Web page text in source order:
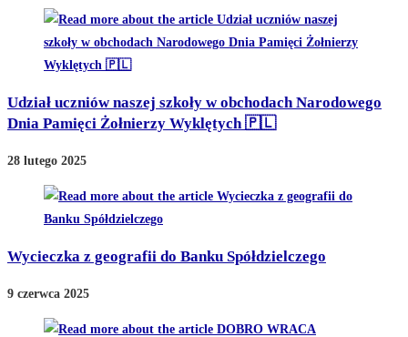
Udział uczniów naszej szkoły w obchodach Narodowego
Dnia Pamięci Żołnierzy Wyklętych 🇵🇱
28 lutego 2025
Wycieczka z geografii do Banku Spółdzielczego
9 czerwca 2025